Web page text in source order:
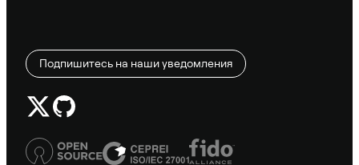
Подпишитесь на наши уведомления